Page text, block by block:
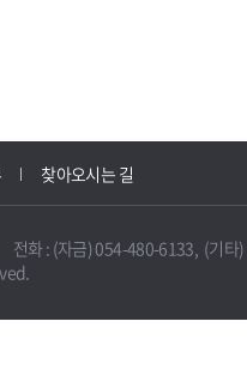
찾아오시는 길
전화 : (자금) 054-480-6133, (기타